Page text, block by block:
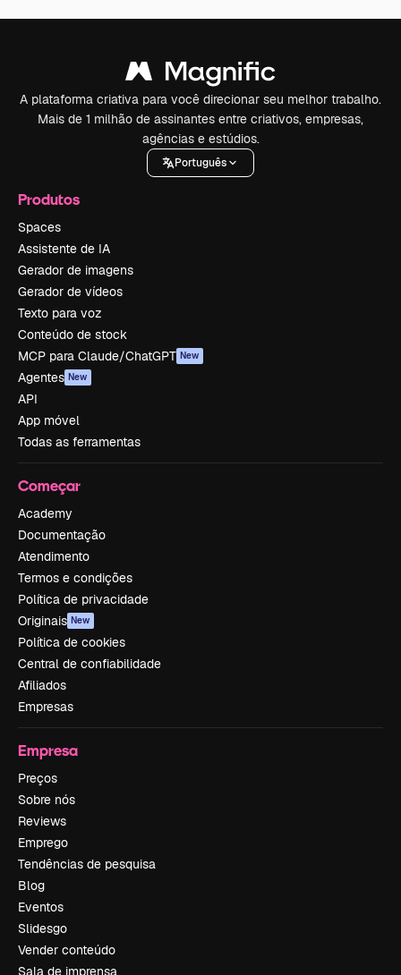
A plataforma criativa para você direcionar seu melhor trabalho.
Mais de 1 milhão de assinantes entre criativos, empresas,
agências e estúdios.
Português
Produtos
Spaces
Assistente de IA
Gerador de imagens
Gerador de vídeos
Texto para voz
Conteúdo de stock
MCP para Claude/ChatGPT New
Agentes New
API
App móvel
Todas as ferramentas
Começar
Academy
Documentação
Atendimento
Termos e condições
Política de privacidade
Originais New
Política de cookies
Central de confiabilidade
Afiliados
Empresas
Empresa
Preços
Sobre nós
Reviews
Emprego
Tendências de pesquisa
Blog
Eventos
Slidesgo
Vender conteúdo
Sala de imprensa